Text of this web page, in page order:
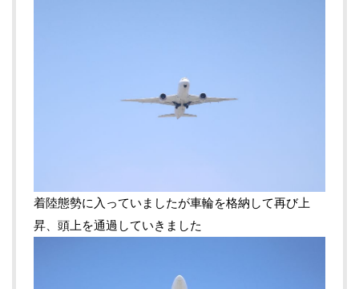
着陸態勢に入っていましたが車輪を格納して再び上
昇、頭上を通過していきました